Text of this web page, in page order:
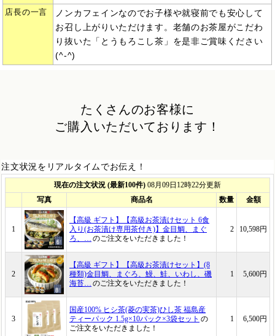
店長の一言
ノンカフェインなのでお子様や就寝前でも安心して
お召し上がりいただけます。老舗のお茶屋がこだわ
り抜いた「とうもろこし茶」を是非ご賞味ください
(^-^)
たくさんのお客様に
ご購入いただいております！
注文状況をリアルタイムでお伝え！